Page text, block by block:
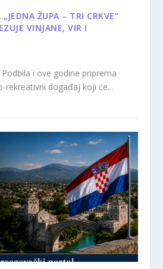
ŽUPA – TRI CRKVE“
VINJANE, VIR I
i ove godine priprema
rekreativni događaj koji će...